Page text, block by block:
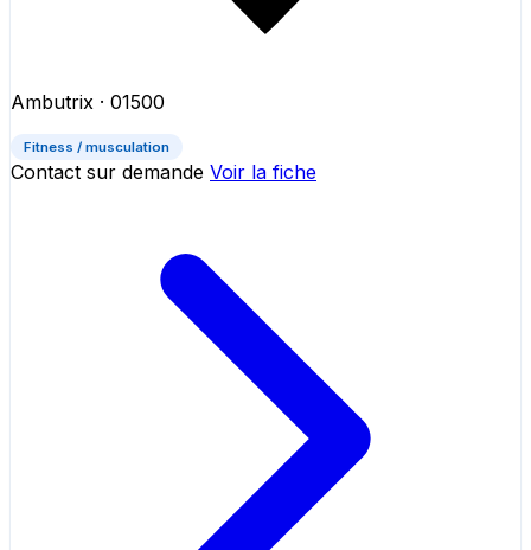
Ambutrix · 01500
Fitness / musculation
Contact sur demande Voir la fiche